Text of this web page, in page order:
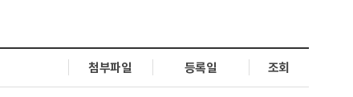
첨부파일 등록일 조회